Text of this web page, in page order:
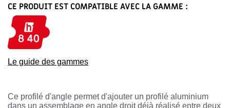
CE PRODUIT EST COMPATIBLE AVEC LA GAMME :
Le guide des gammes
Ce profilé d'angle permet d'ajouter un profilé aluminium
dans un assemblage en angle droit déjà réalisé entre deux